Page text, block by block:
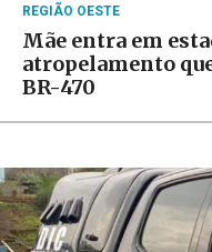
REGIÃO OESTE
Mãe entra em
atropelamento
BR-470